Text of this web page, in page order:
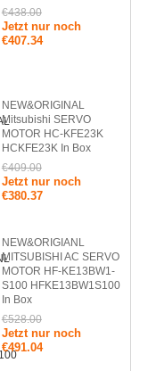
€438.00
Jetzt nur noch
€407.34
NEW&ORIGINAL
Mitsubishi SERVO
MOTOR HC-KFE23K
HCKFE23K In Box
€409.00
Jetzt nur noch
€380.37
NEW&ORIGIANL
MITSUBISHI AC SERVO
MOTOR HF-KE13BW1-
S100 HFKE13BW1S100
In Box
€528.00
Jetzt nur noch
€491.04